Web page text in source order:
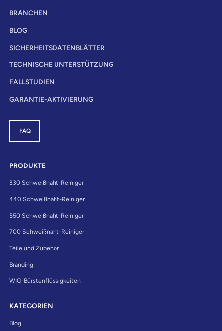
BRANCHEN
BLOG
SICHERHEITSDATENBLÄTTER
TECHNISCHE UNTERSTÜTZUNG
FALLSTUDIEN
GARANTIE-AKTIVIERUNG
FAQ
PRODUKTE
330 Schweißnaht-Reiniger
440 Schweißnaht-Reiniger
550 Schweißnaht-Reiniger
700 Schweißnaht-Reiniger
Teile und Zubehör
Branding
WIG-Bürstenflüssigkeiten
KATEGORIEN
Blog